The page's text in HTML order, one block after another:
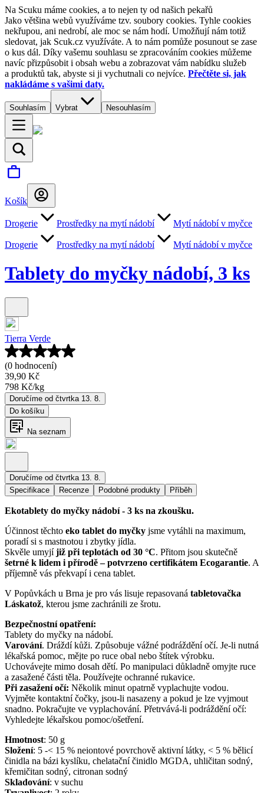
Na Scuku máme cookies, a to nejen ty od našich pekařů
Jako většina webů využíváme tzv. soubory cookies. Tyhle cookies
nekřupou, ani nedrobí, ale moc se nám hodí. Umožňují nám totiž
sledovat, jak Scuk.cz využíváte. A to nám pomůže posunout se zase
o kus dál. Díky vašemu souhlasu se zpracováním cookies můžeme
navíc přizpůsobit i obsah webu a zobrazovat vám nabídku služeb
a produktů tak, abyste si ji vychutnali co nejvíce. Přečtěte si, jak
nakládáme s vašimi daty.
Souhlasím Vybrat Nesouhlasím
Košík
Drogerie Prostředky na mytí nádobí Mytí nádobí v myčce
Drogerie Prostředky na mytí nádobí Mytí nádobí v myčce
Tablety do myčky nádobí, 3 ks
Tierra Verde
(0 hodnocení)
39,90 Kč
798 Kč/kg
Doručíme od čtvrtka 13. 8.
Do košíku
Na seznam
Doručíme od čtvrtka 13. 8.
Specifikace
Recenze Podobné produkty Příběh
Ekotablety do myčky nádobí - 3 ks na zkoušku.
Účinnost těchto eko tablet do myčky jsme vytáhli na maximum,
poradí si s mastnotou i zbytky jídla.
Skvěle umyjíjiž při teplotách od 30 °C. Přitom jsou skutečně
šetrné k lidem i přírodě – potvrzeno certifikátem Ecogarantie. A
příjemně vás překvapí i cena tablet.
V Popůvkách u Brna je pro vás lisuje repasovaná tabletovačka
Láskatož, kterou jsme zachránili ze šrotu.
Bezpečnostní opatření:
Tablety do myčky na nádobí.
Varování. Dráždí kůži. Způsobuje vážné podráždění očí. Je-li nutná
lékařská pomoc, mějte po ruce obal nebo štítek výrobku.
Uchovávejte mimo dosah dětí. Po manipulaci důkladně omyjte ruce
a zasažené části těla. Používejte ochranné rukavice.
Při zasažení očí: Několik minut opatrně vyplachujte vodou.
Vyjměte kontaktní čočky, jsou-li nasazeny a pokud je lze vyjmout
snadno. Pokračujte ve vyplachování. Přetrvává-li podráždění očí:
Vyhledejte lékařskou pomoc/ošetření.
Hmotnost: 50 g
Složení: 5 -< 15 % neiontové povrchově aktivní látky, < 5 % bělicí
činidla na bázi kyslíku, chelatační činidlo MGDA, uhličitan sodný,
křemičitan sodný, citronan sodný
Skladování: v suchu